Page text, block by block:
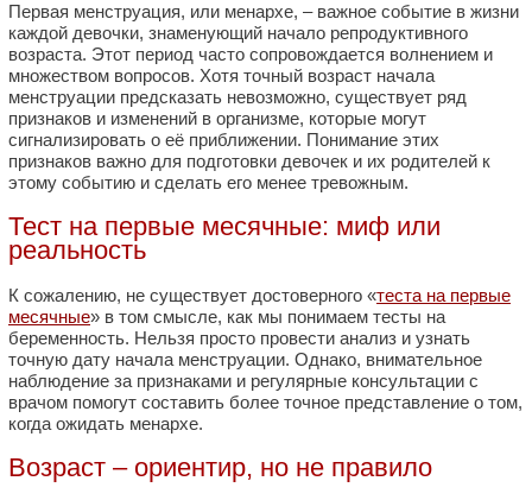
Первая менструация, или менархе, – важное событие в жизни
каждой девочки, знаменующий начало репродуктивного
возраста. Этот период часто сопровождается волнением и
множеством вопросов. Хотя точный возраст начала
менструации предсказать невозможно, существует ряд
признаков и изменений в организме, которые могут
сигнализировать о её приближении. Понимание этих
признаков важно для подготовки девочек и их родителей к
этому событию и сделать его менее тревожным.
Тест на первые месячные: миф или
реальность
К сожалению, не существует достоверного «теста на первые
месячные» в том смысле, как мы понимаем тесты на
беременность. Нельзя просто провести анализ и узнать
точную дату начала менструации. Однако, внимательное
наблюдение за признаками и регулярные консультации с
врачом помогут составить более точное представление о том,
когда ожидать менархе.
Возраст – ориентир, но не правило